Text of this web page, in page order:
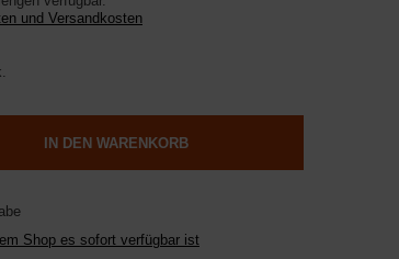
und Versandkosten
IN DEN WARENKORB
Shop es sofort verfügbar ist